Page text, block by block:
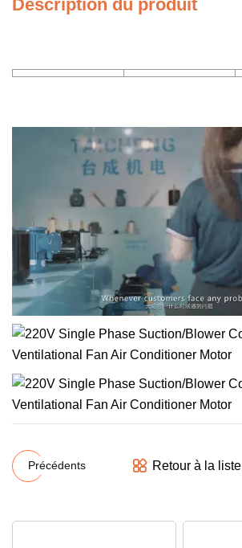
Description du produit
Précédents Retour à la liste